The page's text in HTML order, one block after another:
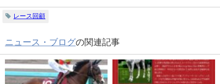
レース回顧
ニュース・ブログの関連記事